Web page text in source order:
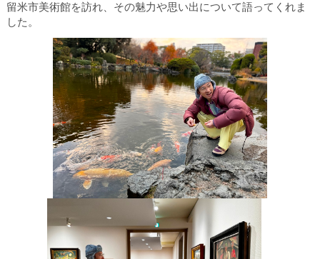
留米市美術館を訪れ、その魅力や思い出について語ってくれま
した。